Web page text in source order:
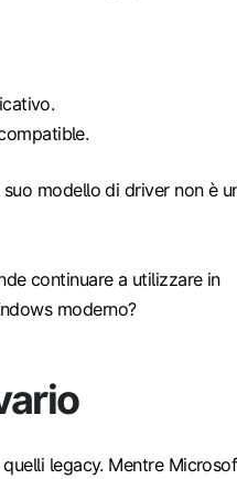
modello di driver non è
continuare a utilizzare in
moderno?
legacy. Mentre